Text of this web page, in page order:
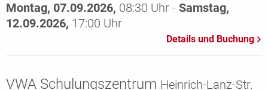
Montag, 07.09.2026, 08:30 Uhr - Samstag,
12.09.2026, 17:00 Uhr
VWA Schulungszentrum Heinrich-Lanz-Str.